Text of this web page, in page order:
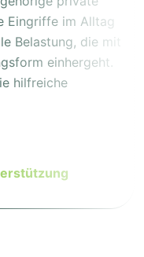
Eingriffe im Alltag
Belastung, die mit
einhergeht.
hilfreiche